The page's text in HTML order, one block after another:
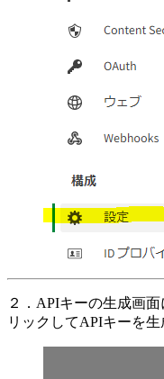
２．APIキーの生成画
リックしてAPIキーを生